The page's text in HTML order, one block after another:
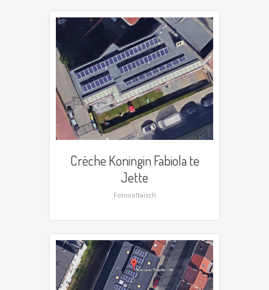
Crèche Koningin Fabiola te
Jette
Fotovoltaïsch